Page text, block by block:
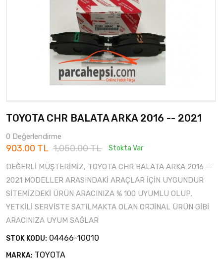
TOYOTA CHR BALATA ARKA 2016 -- 2021
0 Değerlendirme
903.00 TL 1,050.00 TL Stokta Var
DEĞERLİ MÜŞTERİMİZ, TOYOTA CHR BALATA ARKA 2016 --
2021 MODELLER ARASINDAKİ ARAÇLAR İÇİN UYGUNDUR
SİTEMİZDEKİ ÜRÜN ARACINIZA % 100 UYUMLU OLUP,
YETKİLİ SERVİSTE SATILMAKTA OLAN ORJİNAL ÜRÜN GİBİ
ARACINIZA UYUM SAĞLAR
STOK KODU: 04466-10010
MARKA: TOYOTA